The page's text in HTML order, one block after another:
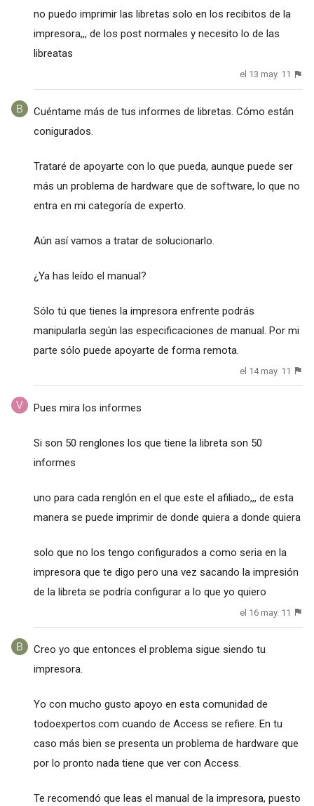
no puedo imprimir las libretas solo en los recibitos de la
impresora,,, de los post normales y necesito lo de las
libreatas
el 13 may. 11
Cuéntame más de tus informes de libretas. Cómo están
conigurados.
Trataré de apoyarte con lo que pueda, aunque puede ser
más un problema de hardware que de software, lo que no
entra en mi categoría de experto.
Aún así vamos a tratar de solucionarlo.
¿Ya has leído el manual?
Sólo tú que tienes la impresora enfrente podrás
manipularla según las especificaciones de manual. Por mi
parte sólo puede apoyarte de forma remota.
el 14 may. 11
Pues mira los informes
Si son 50 renglones los que tiene la libreta son 50
informes
uno para cada renglón en el que este el afiliado,,, de esta
manera se puede imprimir de donde quiera a donde quiera
solo que no los tengo configurados a como seria en la
impresora que te digo pero una vez sacando la impresión
de la libreta se podría configurar a lo que yo quiero
el 16 may. 11
Creo yo que entonces el problema sigue siendo tu
impresora.
Yo con mucho gusto apoyo en esta comunidad de
todoexpertos.com cuando de Access se refiere. En tu
caso más bien se presenta un problema de hardware que
por lo pronto nada tiene que ver con Access.
Te recomendó que leas el manual de la impresora, puesto